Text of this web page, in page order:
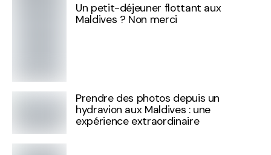
Un petit-déjeuner flottant aux
Maldives ? Non merci
Prendre des photos depuis un
hydravion aux Maldives : une
expérience extraordinaire